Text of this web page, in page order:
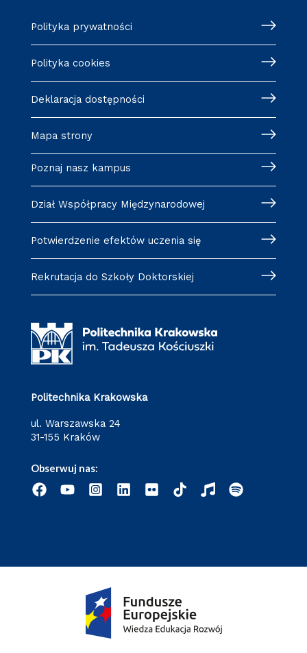
Polityka prywatności
Polityka cookies
Deklaracja dostępności
Mapa strony
Poznaj nasz kampus
Dział Współpracy Międzynarodowej
Potwierdzenie efektów uczenia się
Rekrutacja do Szkoły Doktorskiej
Politechnika Krakowska
ul. Warszawska 24
31-155 Kraków
Obserwuj nas: